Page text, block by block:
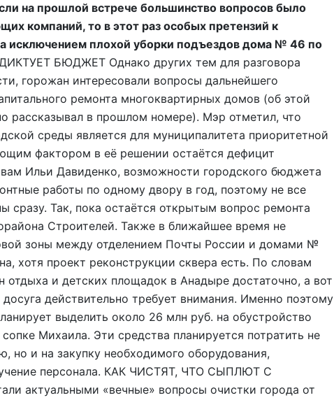
на прошлой встрече большинство вопросов было
компаний, то в этот раз особых претензий к
исключением плохой уборки подъездов дома № 46 по
БЮДЖЕТ Однако других тем для разговора
горожан интересовали вопросы дальнейшего
ремонта многоквартирных домов (об этой
рассказывал в прошлом номере). Мэр отметил, что
среды является для муниципалитета приоритетной
фактором в её решении остаётся дефицит
Ильи Давиденко, возможности городского бюджета
работы по одному двору в год, поэтому не все
сразу. Так, пока остаётся открытым вопрос ремонта
Строителей. Также в ближайшее время не
зоны между отделением Почты России и домами №
хотя проект реконструкции сквера есть. По словам
отдыха и детских площадок в Анадыре достаточно, а вот
действительно требует внимания. Именно поэтому
выделить около 26 млн руб. на обустройство
Михаила. Эти средства планируется потратить не
но и на закупку необходимого оборудования,
персонала. КАК ЧИСТЯТ, ЧТО СЫПЛЮТ С
актуальными «вечные» вопросы очистки города от